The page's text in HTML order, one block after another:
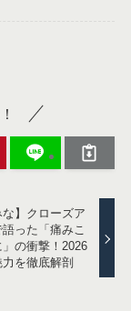
な】クローズア
った「痛みこ
の衝撃！2026
を徹底解剖